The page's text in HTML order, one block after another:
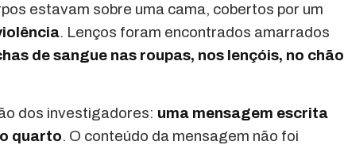
estavam sobre uma cama, cobertos por um
. Lenços foram encontrados amarrados
de sangue nas roupas, nos lençóis, no chão
dos investigadores: uma mensagem escrita
quarto. O conteúdo da mensagem não foi